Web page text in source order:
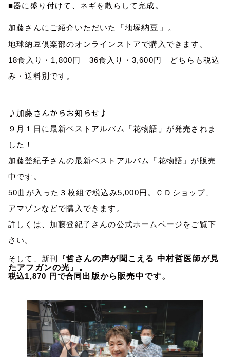
■器に盛り付けて、ネギを散らして完成。
加藤さんにご紹介いただいた「地塚納豆」。
地球納豆倶楽部のオンラインストアで購入できます。
18食入り・ 1,800円 36食入り・ 3,600円 どちらも税込
み・送料別です。
♪加藤さんからお知らせ♪
９月１日に最新ベストアルバム「花物語」が発売されま
した！
加藤登紀子さんの最新ベストアルバム「花物語」が販売
中です。
50曲が入った３枚組で税込み5,000円。ＣＤショップ、
アマゾンなどで購入できます。
詳しくは、加藤登紀子さんの公式ホームページをご覧下
さい。
そして、新刊 『哲 さんの声が聞こえる 中村哲医師が見
たアフガンの光』。
税込1,870 円で合同 出版から販売中です。